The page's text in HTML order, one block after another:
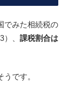
でみた相続税の
、 課税割合は
うです。